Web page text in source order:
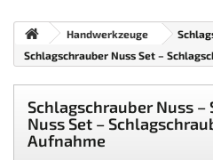
Handwerkzeuge
Schlagschrauber Nuss Set –
Schlagschrauber Nuss –
Nuss Set –
Aufnahme